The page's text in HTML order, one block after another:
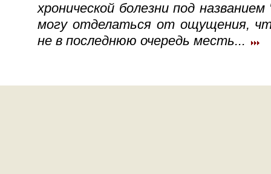
хронической болезни под
могу отделаться от ощущения,
не в последнюю очередь месть...